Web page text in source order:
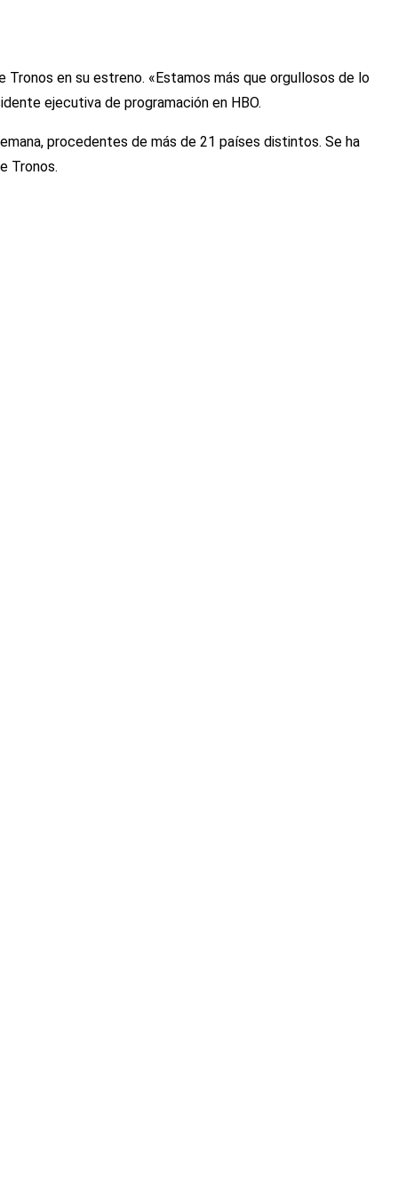
en su estreno. «Estamos más que orgullosos de lo
ejecutiva de programación en HBO.
procedentes de más de 21 países distintos. Se ha
Tronos.